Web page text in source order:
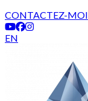
CONTACTEZ-MOI
EN